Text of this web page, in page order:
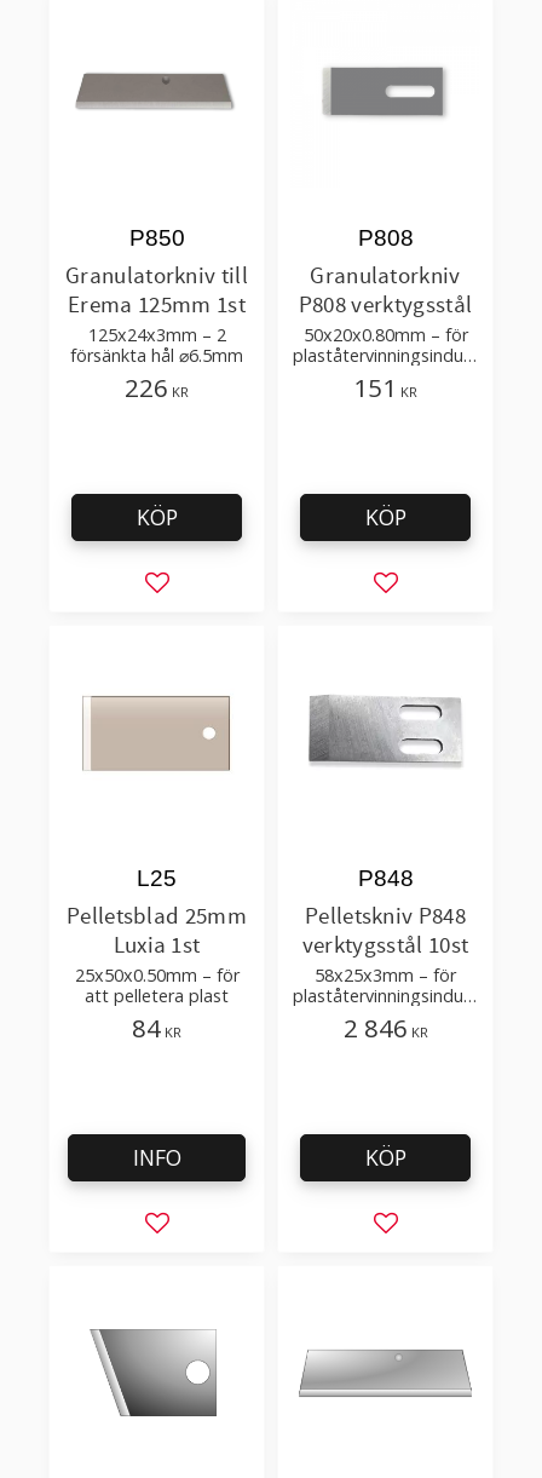
Granulatorkniv till
Erema 125mm 1st
125x24x3mm – 2
försänkta hål ⌀6.5mm
P850
226 KR
Lägg till i favoriter
KÖP
Granulatorkniv
P808 verktygsstål
50x20x0.80mm – för
plaståtervinningsindust
rin
P808
151 KR
Lägg till i
KÖP
Pelletsblad 25mm
Luxia 1st
25x50x0.50mm – för
att pelletera plast
L25
84 KR
Lägg till i favoriter
INFO
Pelletskniv P848
verktygsstål 10st
58x25x3mm – för
plaståtervinningsindust
rin
P848
2 846 KR
Lägg till i
KÖP